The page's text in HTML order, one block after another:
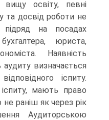
вищу освiту, певнi
та досвiд роботи не
на посадах
юриста,
Hаявнiсть
визначається
iспиту.
мають право
не ранiш як через рiк
Аудиторською